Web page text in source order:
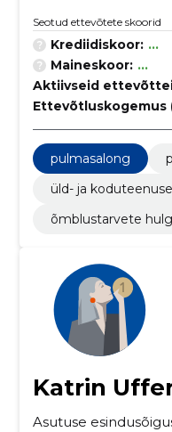
Seotud ettevõtete skoorid
Krediidiskoor: ...
Maineskoor: ...
Aktiivseid
Ettevõtluskogemus
pulmasalong
üld- ja
õmblustarvete
Katrin
Asutuse